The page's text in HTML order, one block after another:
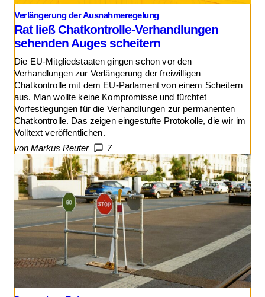
Verlängerung der Ausnahmeregelung
Rat ließ Chatkontrolle-Verhandlungen
sehenden Auges scheitern
Die EU-Mitgliedstaaten gingen schon vor den
Verhandlungen zur Verlängerung der freiwilligen
Chatkontrolle mit dem EU-Parlament von einem Scheitern
aus. Man wollte keine Kompromisse und fürchtet
Vorfestlegungen für die Verhandlungen zur permanenten
Chatkontrolle. Das zeigen eingestufte Protokolle, die wir im
Volltext veröffentlichen.
von Markus Reuter
7